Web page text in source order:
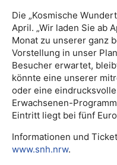
Die „Kosmische
April. „Wir laden Sie ab
Monat zu unserer ganz
Vorstellung in unser
Besucher erwartet,
könnte eine unserer
oder eine
Erwachsenen-
Eintritt liegt bei fünf
Informationen und
www.snh.nrw.